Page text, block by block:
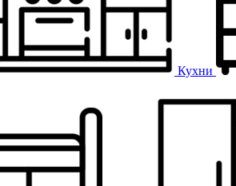
Кухни